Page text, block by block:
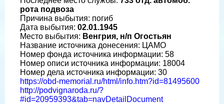
рота подвоза
Причина выбытия: погиб
Дата выбытия: 02.01.1945
Место выбытия: Венгрия, н/п Огостьян
Название источника донесения: ЦАМО
Номер фонда источника информации: 58
Номер описи источника информации: 18004
Номер дела источника информации: 30
https://obd-memorial.ru/html/info.htm?id=81495600
http://podvignaroda.ru/?
#id=20959393&tab=navDetailDocument